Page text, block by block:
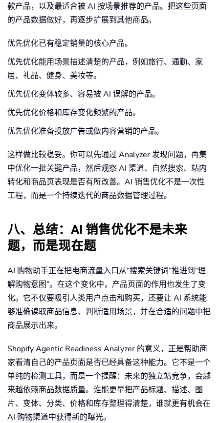
款产品，以及最适合被 AI 按场景推荐的产品。把这些页面
的产品数据做好，再逐步扩展到其他商品。
优先优化已有稳定销量的核心产品。
优先优化能用场景描述清楚的产品，例如旅行、通勤、家
居、礼品、健身、美妆等。
优先优化变体较多、容易被 AI 误解的产品。
优先优化价格和库存变化频繁的产品。
优先优化准备投放广告或做内容营销的产品。
这样做比较稳妥。你可以先通过 Analyzer 发现问题，再集
中优化一批关键产品，然后观察 AI 渠道、自然搜索、站内
转化和商品页表现是否有所改善。AI 销售优化不是一次性
工程，而是一个持续迭代的商品数据管理过程。
八、总结：AI 销售优化不是未来
题，而是现在题
AI 购物助手正在把电商流量入口从“搜索关键词”推进到“理
解购物意图”。在这个变化中，产品页面的作用也发生了变
化。它不仅要吸引人类用户点击和购买，还要让 AI 系统能
够准确读取商品信息、判断适用场景，并在合适的问题中把
商品展示出来。
Shopify Agentic Readiness Analyzer 的意义，正是帮助商
家看清自己的产品页面是否已经具备这种能力。它不是一个
单纯的检测工具，而是一个提醒：未来的独立站竞争，会越
来越依赖商品数据质量。谁能更早把产品标题、描述、图
片、变体、分类、价格和库存整理得清楚，谁就更有机会在
AI 购物渠道中获得新的曝光。